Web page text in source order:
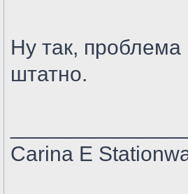
Ну так, проблема
штатно.
Carina E